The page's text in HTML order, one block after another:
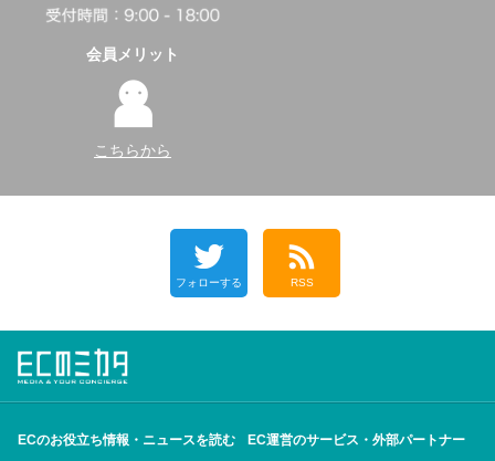
会員メリット
こちらから
フォローする RSS
ECのお役立ち情報・ニュースを読む
EC運営のサービス・外部パートナー